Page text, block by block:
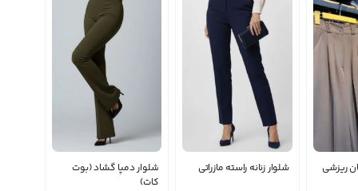
ریزشی شلوار زنانه راسته مازراتی
شلوار دمپا گشاد (بوت
کات)